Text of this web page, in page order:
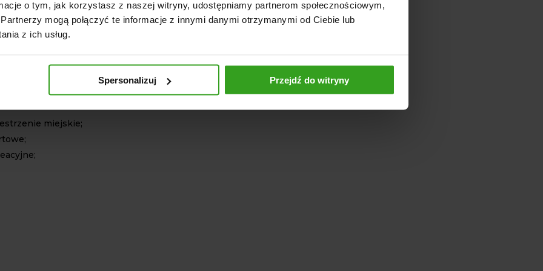
o tym, jak korzystasz z naszej witryny, udostępniamy partnerom społecznościowym,
mogą połączyć te informacje z innymi danymi otrzymanymi od Ciebie lub
z ich usług.
Spersonalizuj Przejdź do witryny
540 obr/min.
KOSIARKI FMS
miejskie;